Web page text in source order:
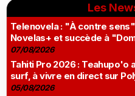
Les
Telenovela : "À contre
Novelas+ et succède à
07/08/2026
Tahiti Pro 2026 : Teahupo'o
surf, à vivre en direct sur
05/08/2026